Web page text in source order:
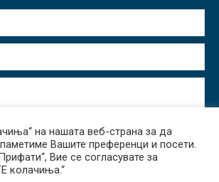
на нашата веб-страна за да
Вашите преференци и посети.
Вие се согласувате за
колачиња.“